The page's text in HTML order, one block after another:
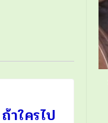
าใครไป